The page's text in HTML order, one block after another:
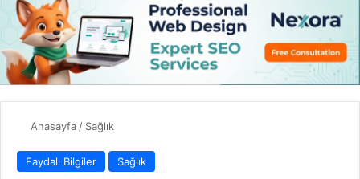
Anasayfa/ Sağlık
Faydalı Bilgiler Sağlık